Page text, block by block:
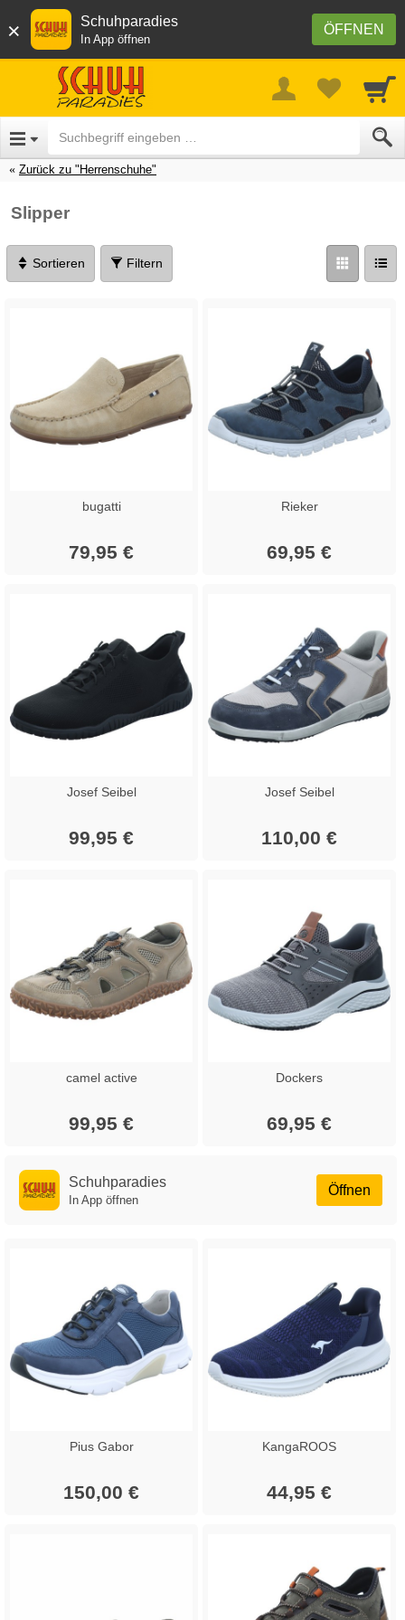
× ÖFFNEN
Schuhparadies
In App öffnen
Zurück zu "Herrenschuhe"
Slipper
Sortieren Filtern
bugatti
79,95 €
Rieker
69,95 €
Josef Seibel
99,95 €
Josef Seibel
110,00 €
camel active
99,95 €
Dockers
69,95 €
Öffnen
Schuhparadies
In App öffnen
Pius Gabor
150,00 €
KangaROOS
44,95 €